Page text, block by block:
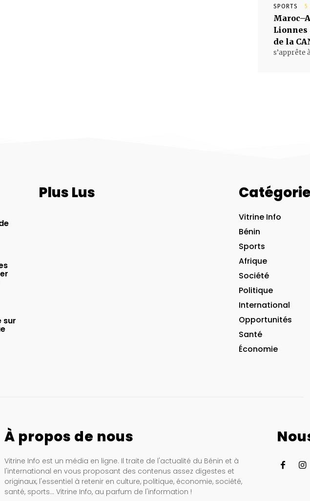
SPORTS 5
Lionnes
de la
s’apprête
sur
Plus Lus
Vitrine Info
Bénin
Sports
Afrique
Société
Politique
International
Opportunités
Santé
Économie
À propos de nous
Vitrine Info est un média en ligne. Il traite de l'actualité du Bénin et à
l'international en vous proposant des contenus assez digestes et
originaux, l'essentiel à retenir en culture, politique, économie, société,
santé, sports… Vitrine Info, au parfum de l'information !